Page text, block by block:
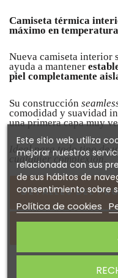
Camiseta térmica
máximo en
Nueva camiseta interior
ayuda a mantener
piel completamente
Su construcción
comodidad y suavidad
una primera capa muy
Ideal para todo tipo de
cualquier complexión.
DETALLES DEL
Este sitio web utiliza
mejorar nuestros
relacionada con sus
de sus hábitos de
consentimiento sobre
Política de cookies